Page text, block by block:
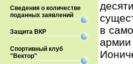
Сведения о количестве
поданных заявлений
Защита ВКР
Спортивный клуб
"Вектор"
в